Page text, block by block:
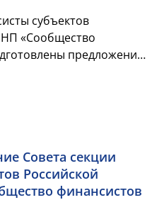
субъектов
«Сообщество
предложения
Кодекса Рос...
Совета секции
Российской
финансистов